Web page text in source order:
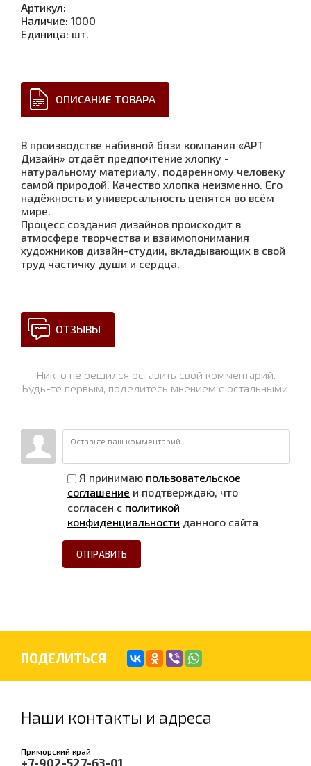
Артикул:
Наличие: 1000
Единица: шт.
ОПИСАНИЕ ТОВАРА
В производстве набивной бязи компания «АРТ
Дизайн» отдаёт предпочтение хлопку -
натуральному материалу, подаренному человеку
самой природой. Качество хлопка неизменно. Его
надёжность и универсальность ценятся во всём
мире.
Процесс создания дизайнов происходит в
атмосфере творчества и взаимопонимания
художников дизайн-студии, вкладывающих в свой
труд частичку души и сердца.
ОТЗЫВЫ
Никто не решился оставить свой комментарий.
Будь-те первым, поделитесь мнением с остальными.
Я принимаю пользовательское
соглашение и подтверждаю, что
согласен с политикой
конфиденциальности данного сайта
ОТПРАВИТЬ
ПОДЕЛИТЬСЯ
Наши контакты и адреса
Приморский край
+7-902-527-63-01